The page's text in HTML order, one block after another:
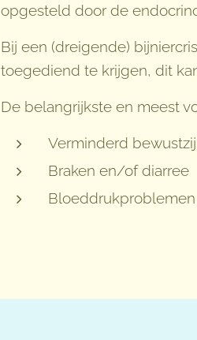
opgesteld door de
Bij een (dreigende)
toegediend te krijgen, dit
De belangrijkste en meest
Verminderd
Braken en/of diarree
Bloeddrukproblemen